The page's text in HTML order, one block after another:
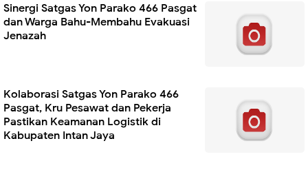
Sinergi Satgas Yon Parako 466 Pasgat
dan Warga Bahu-Membahu Evakuasi
Jenazah
Kolaborasi Satgas Yon Parako 466
Pasgat, Kru Pesawat dan Pekerja
Pastikan Keamanan Logistik di
Kabupaten Intan Jaya